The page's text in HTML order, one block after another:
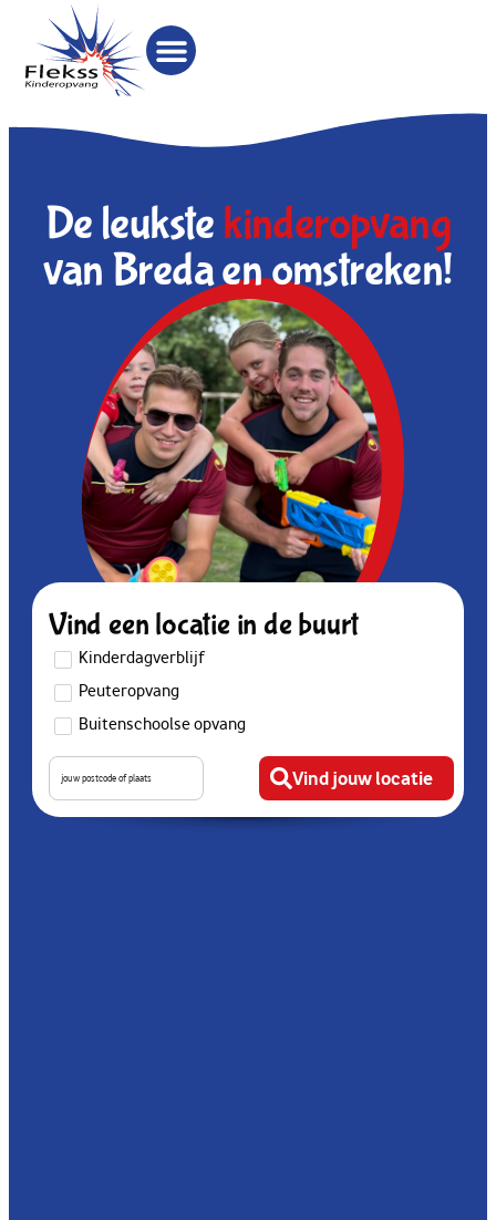
De leukste kinderopvang
van Breda en omstreken!
Vind een locatie in de buurt
Kinderdagverblijf
Peuteropvang
Buitenschoolse opvang
Vind jouw locatie